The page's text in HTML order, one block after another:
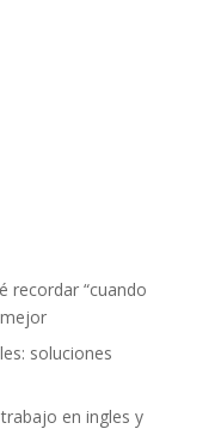
recordar “cuando
soluciones
en ingles y